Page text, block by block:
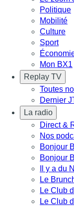
Politique
Mobilité
Culture
Sport
Mon BX1
Replay TV
Toutes
Dernier
La radio
Direct &
Nos
Bonjour
Bonjour
Il y a du
Le
Le Club
Le Club